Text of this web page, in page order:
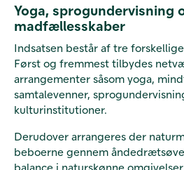
Yoga, sprogundervisning
madfællesskaber
Indsatsen består af tre
Først og fremmest tilbydes
arrangementer såsom yoga,
samtalevenner,
kulturinstitutioner.
Derudover arrangeres der
beboerne gennem
balance i naturskønne